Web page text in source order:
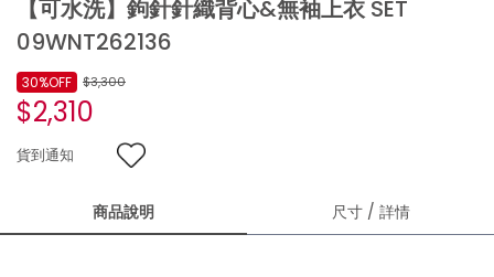
【可水洗】鉤針針織背心&無袖上衣 SET
09WNT262136
$3,300
$2,310
30%OFF
貨到通知
商品說明 尺寸 / 詳情